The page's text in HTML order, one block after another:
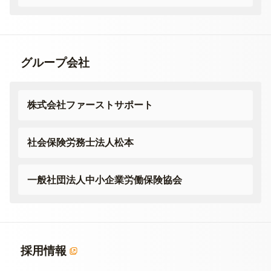
グループ会社
株式会社ファーストサポート
社会保険労務士法人松本
一般社団法人中小企業労働保険協会
採用情報